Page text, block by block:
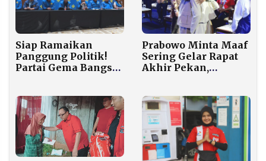
Siap Ramaikan
Panggung Politik!
Partai Gema Bangsa
Prabowo Minta Maaf
Sering Gelar Rapat
Akhir Pekan,
Pelosok